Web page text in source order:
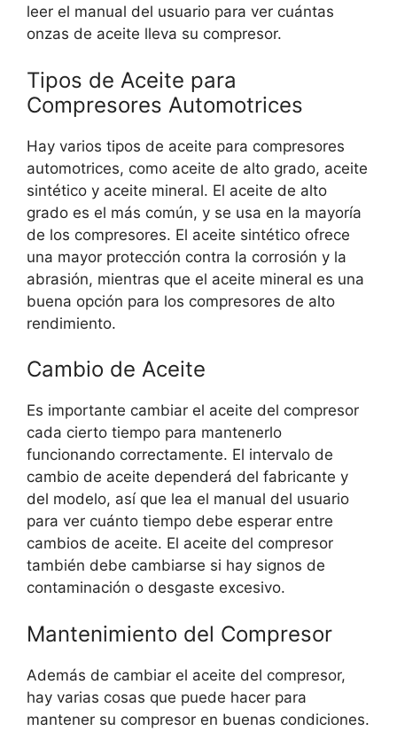
leer el manual del usuario para ver cuántas
onzas de aceite lleva su compresor.
Tipos de Aceite para
Compresores Automotrices
Hay varios tipos de aceite para compresores
automotrices, como aceite de alto grado, aceite
sintético y aceite mineral. El aceite de alto
grado es el más común, y se usa en la mayoría
de los compresores. El aceite sintético ofrece
una mayor protección contra la corrosión y la
abrasión, mientras que el aceite mineral es una
buena opción para los compresores de alto
rendimiento.
Cambio de Aceite
Es importante cambiar el aceite del compresor
cada cierto tiempo para mantenerlo
funcionando correctamente. El intervalo de
cambio de aceite dependerá del fabricante y
del modelo, así que lea el manual del usuario
para ver cuánto tiempo debe esperar entre
cambios de aceite. El aceite del compresor
también debe cambiarse si hay signos de
contaminación o desgaste excesivo.
Mantenimiento del Compresor
Además de cambiar el aceite del compresor,
hay varias cosas que puede hacer para
mantener su compresor en buenas condiciones.